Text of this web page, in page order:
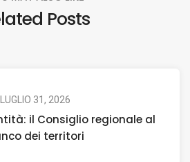
Posts
LUGLIO 31, 2026
il Consiglio regionale al
dei territori